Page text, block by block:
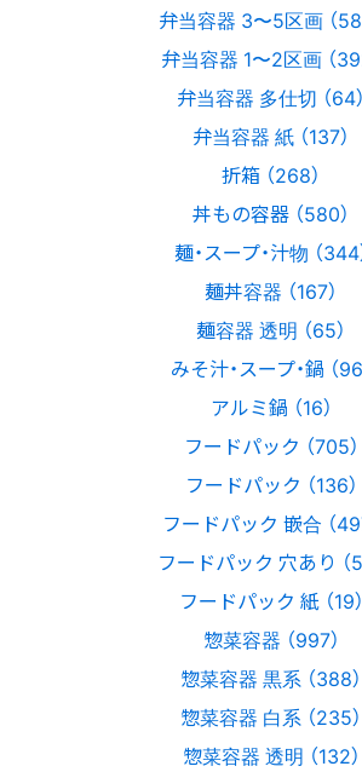
弁当容器 3〜5区画 （
弁当容器 1〜2区画 （
弁当容器 多仕切 （64）
弁当容器 紙 （137）
折箱 （268）
丼もの容器 （580）
麺・スープ・汁物 （344
麺丼容器 （167）
麺容器 透明 （65）
みそ汁・スープ・鍋 （96
アルミ鍋 （16）
フードパック （705）
フードパック （136）
フードパック 嵌合 （
フードパック 穴あり （
フードパック 紙 （19）
惣菜容器 （997）
惣菜容器 黒系 （388）
惣菜容器 白系 （235）
惣菜容器 透明 （132）